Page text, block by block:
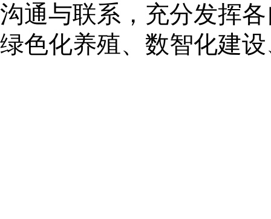
沟通与联系，充分发挥
绿色化养殖、数智化建